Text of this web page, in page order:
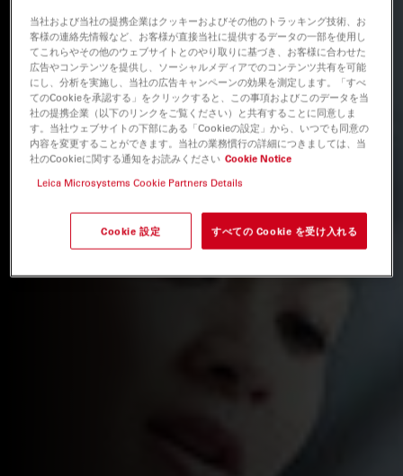
当社および当社の提携企業はクッキーおよびその他のトラッキング技術、お
客様の連絡先情報など、お客様が直接当社に提供するデータの一部を使用し
てこれらやその他のウェブサイトとのやり取りに基づき、お客様に合わせた
広告やコンテンツを提供し、ソーシャルメディアでのコンテンツ共有を可能
にし、分析を実施し、当社の広告キャンペーンの効果を測定します。「すべ
てのCookieを承認する」をクリックすると、この事項およびこのデータを当
社の提携企業（以下のリンクをご覧ください）と共有することに同意しま
す。当社ウェブサイトの下部にある「Cookieの設定」から、いつでも同意の
内容を変更することができます。当社の業務慣行の詳細につきましては、当
社のCookieに関する通知をお読みください Cookie Notice
Leica Microsystems Cookie Partners Details
Cookie 設定 すべての Cookie を受け入れる